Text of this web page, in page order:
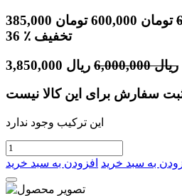
385,000 تومان 600,000تومان
36
٪ تخفیف
3,850,000 ریال 6,000,000 ریال
سفارش برای این کالا نیست
این ترکیب وجود ندارد
افزودن به سبد خرید به سبد خرید